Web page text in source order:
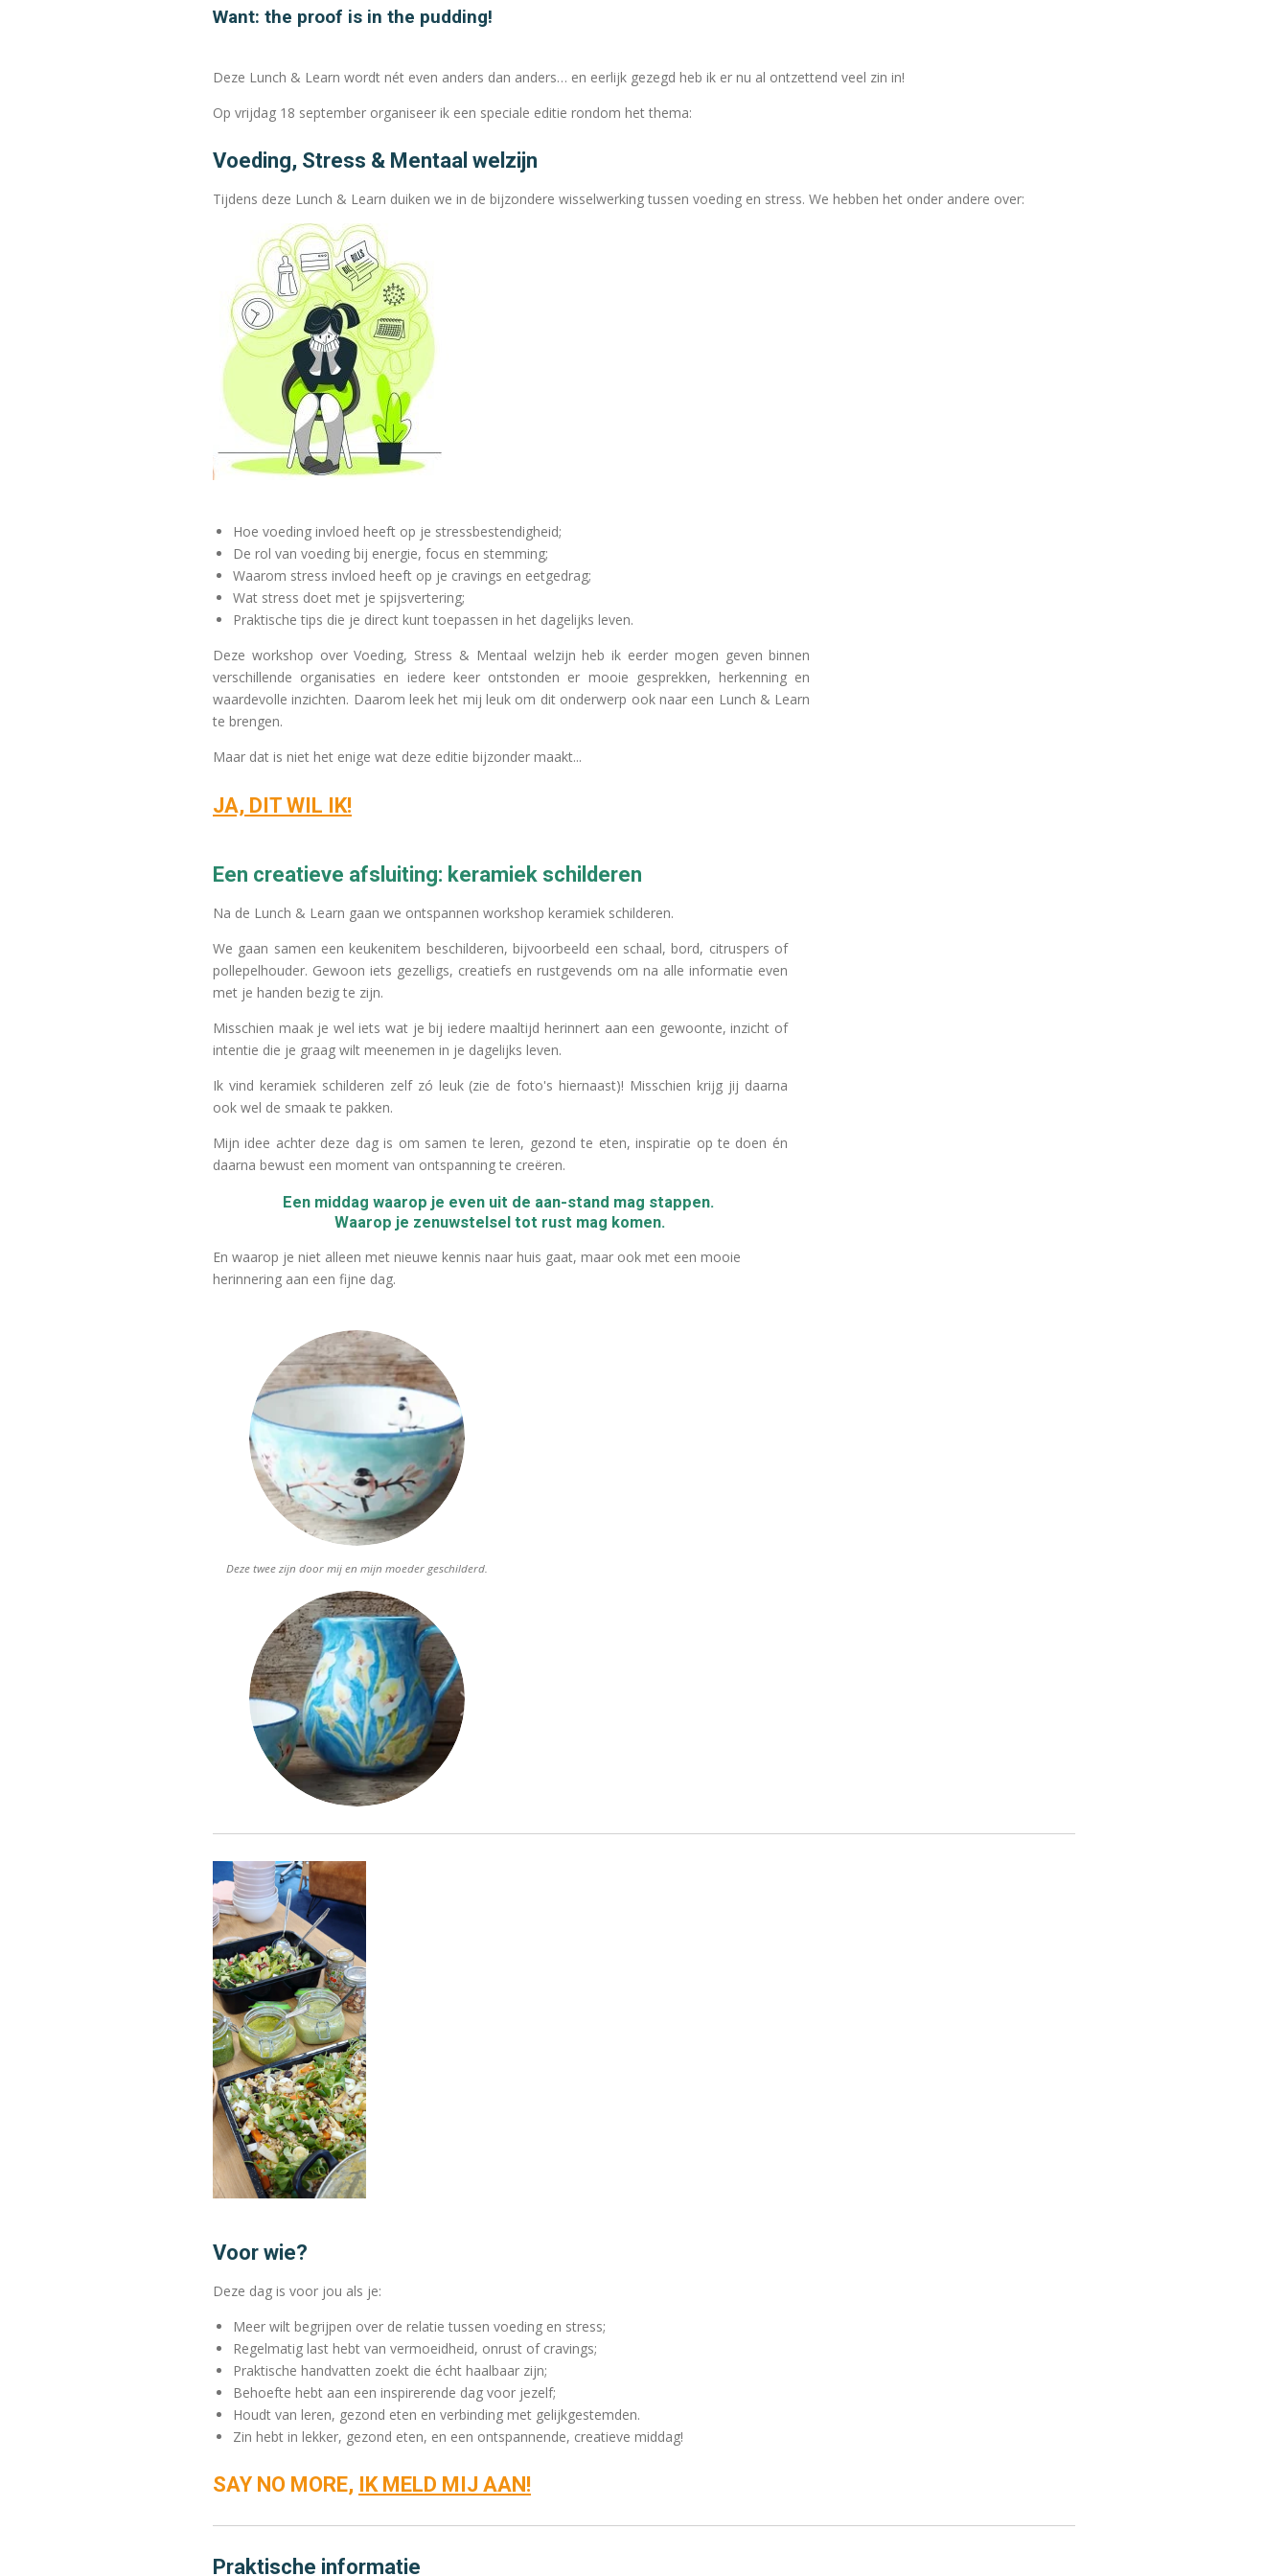
Want: the proof is in the pudding!
Deze Lunch & Learn wordt nét even anders dan anders… en eerlijk gezegd heb ik er nu al ontzettend veel zin in!
Op vrijdag 18 september organiseer ik een speciale editie rondom het thema:
Voeding, Stress & Mentaal welzijn
Tijdens deze Lunch & Learn duiken we in de bijzondere wisselwerking tussen voeding en stress. We hebben het onder andere over:
Hoe voeding invloed heeft op je stressbestendigheid;
De rol van voeding bij energie, focus en stemming;
Waarom stress invloed heeft op je cravings en eetgedrag;
Wat stress doet met je spijsvertering;
Praktische tips die je direct kunt toepassen in het dagelijks leven.
Deze workshop overVoeding, Stress & Mentaal welzijnheb ik eerder mogen geven binnen
verschillende organisaties en iedere keer ontstonden er mooie gesprekken, herkenning en
waardevolle inzichten. Daarom leek het mij leuk om dit onderwerp ook naar een Lunch & Learn
te brengen.
Maar dat is niet het enige wat deze editie bijzonder maakt...
JA, DIT WIL IK!
Een creatieve afsluiting: keramiek schilderen
Na de Lunch & Learn gaan we ontspannen workshop keramiek schilderen.
We gaan samen een keukenitem beschilderen, bijvoorbeeld een schaal, bord, citruspers of
pollepelhouder. Gewoon iets gezelligs, creatiefs en rustgevends om na alle informatie even
met je handen bezig te zijn.
Misschien maak je wel iets wat je bij iedere maaltijd herinnert aan een gewoonte, inzicht of
intentie die je graag wilt meenemen in je dagelijks leven.
Ik vind keramiek schilderen zelf zó leuk (zie de foto's hiernaast)! Misschien krijg jij daarna
ook wel de smaak te pakken.
Mijn idee achter deze dag is om samen te leren, gezond te eten, inspiratie op te doen én
daarna bewust een moment van ontspanning te creëren.
Een middag waarop je even uit de aan-stand mag stappen.
Waarop je zenuwstelsel tot rust mag komen.
En waarop je niet alleen met nieuwe kennis naar huis gaat, maar ook met een mooie
herinnering aan een fijne dag.
Deze twee zijn door mij en mijn moeder geschilderd.
Voor wie?
Deze dag is voor jou als je:
Meer wilt begrijpen over de relatie tussen voeding en stress;
Regelmatig last hebt van vermoeidheid, onrust of cravings;
Praktische handvatten zoekt die écht haalbaar zijn;
Behoefte hebt aan een inspirerende dag voor jezelf;
Houdt van leren, gezond eten en verbinding met gelijkgestemden.
Zin hebt in lekker, gezond eten, en een ontspannende, creatieve middag!
SAY NO MORE, IK MELD MIJ AAN!
Praktische informatie